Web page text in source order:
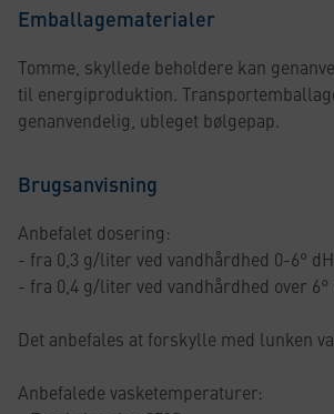
Emballagematerialer
Tomme, skyllede beholdere kan
til energiproduktion.
genanvendelig, ubleget bølgepap.
Brugsanvisning
Anbefalet dosering:
- fra 0,3 g/liter ved vandhårdhed 0-6° dH.
- fra 0,4 g/liter ved vandhårdhed over 6°
Det anbefales at forskylle med lunken
Anbefalede vasketemperaturer: